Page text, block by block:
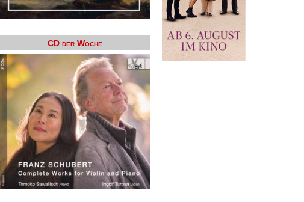
CD der Woche